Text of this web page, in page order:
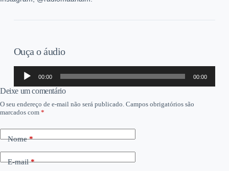
Ouça o áudio
Tocador
áudio
00:00 00:00
Deixe um comentário
O seu endereço de e-mail não será publicado. Campos obrigatórios são
marcados com *
Nome*
E-mail*